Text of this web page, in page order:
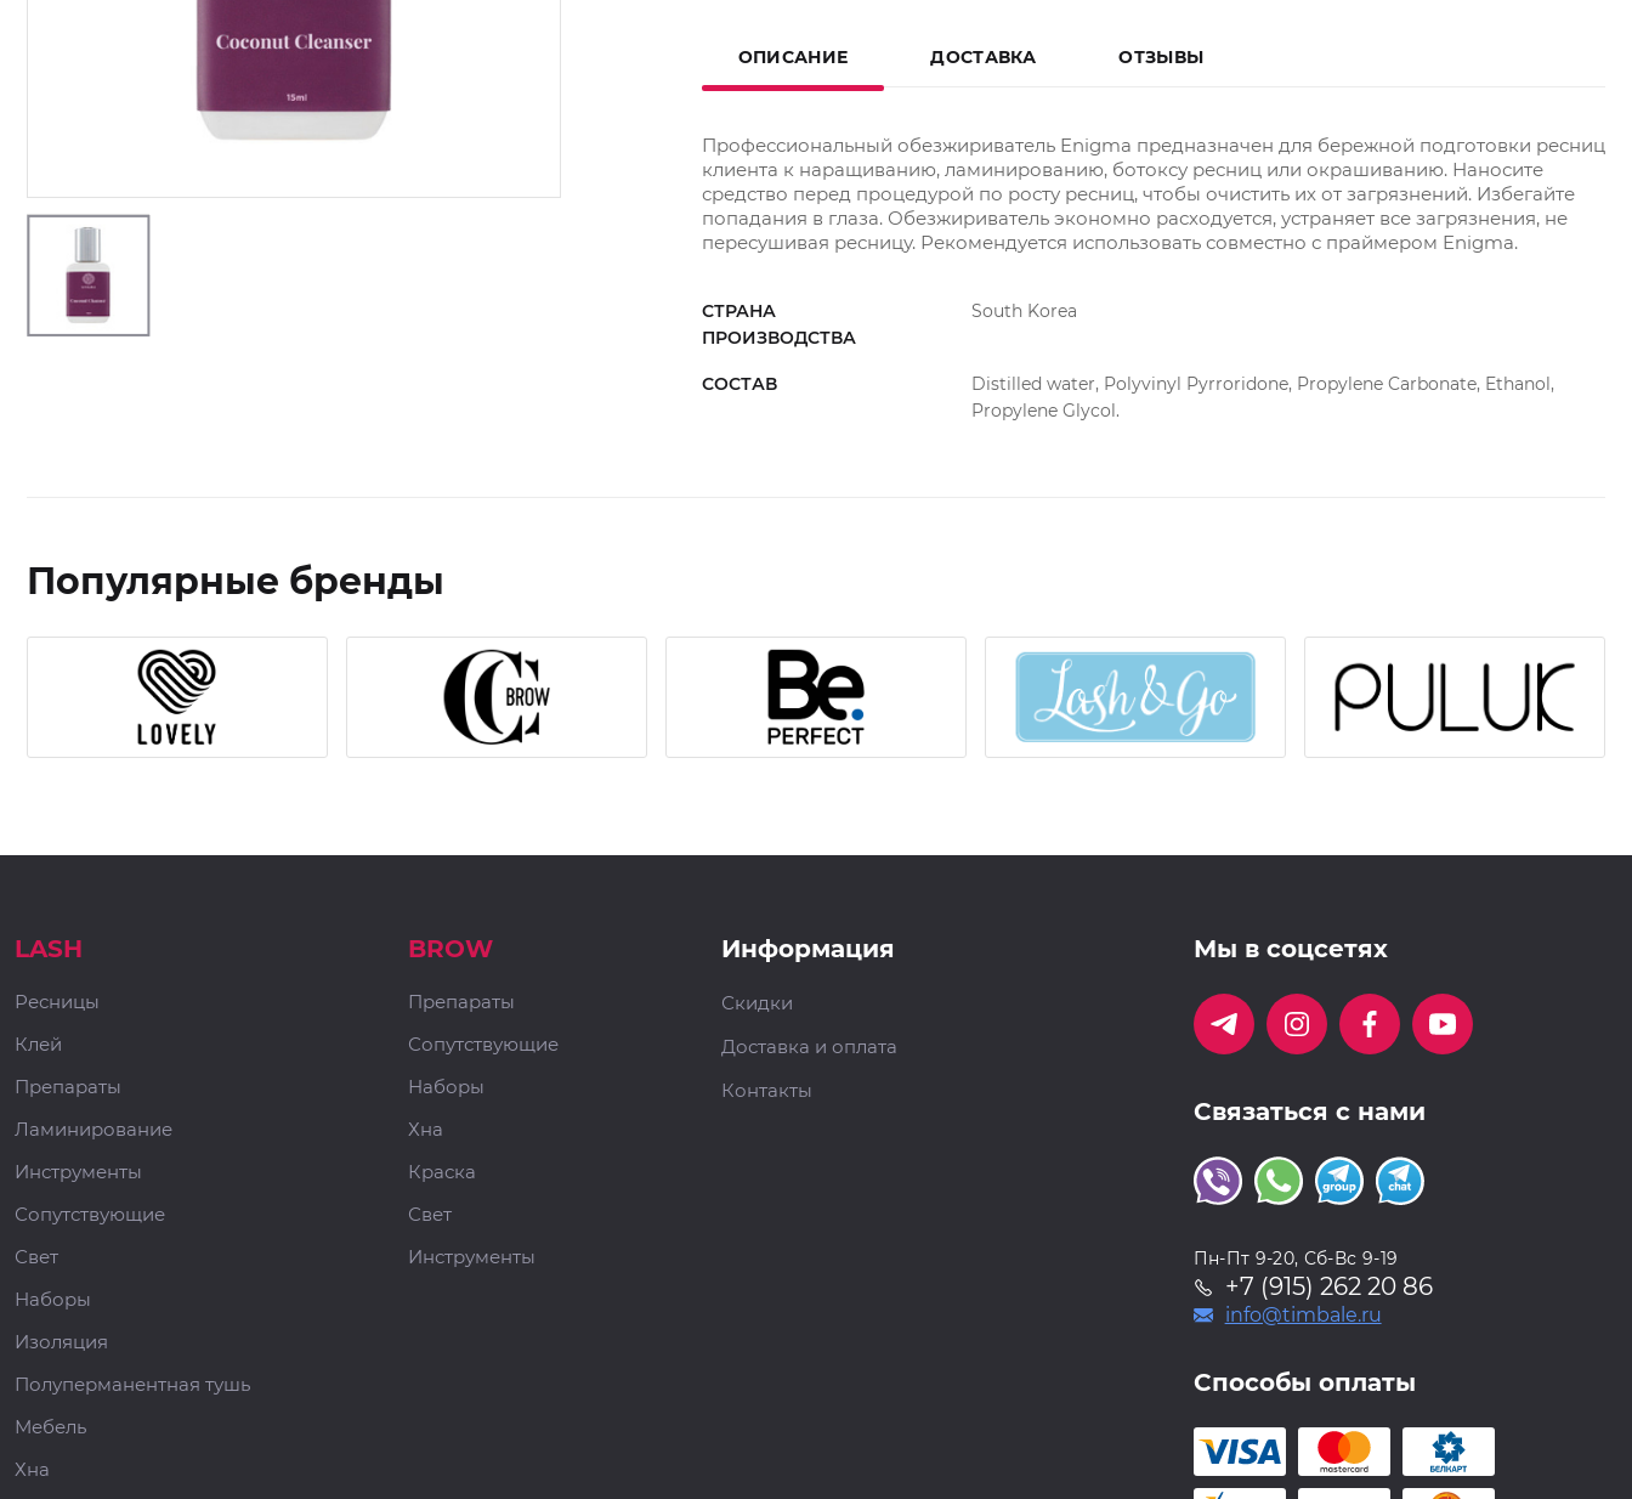
ОПИСАНИЕ ДОСТАВКА ОТЗЫВЫ
Профессиональный обезжириватель Enigma предназначен для бережной подготовки ресниц
клиента к наращиванию, ламинированию, ботоксу ресниц или окрашиванию. Наносите
средство перед процедурой по росту ресниц, чтобы очистить их от загрязнений. Избегайте
попадания в глаза. Обезжириватель экономно расходуется, устраняет все загрязнения, не
пересушивая ресницу. Рекомендуется использовать совместно с праймером Enigma.
СТРАНА
ПРОИЗВОДСТВА
South Korea
СОСТАВ
Distilled water, Polyvinyl Pyrroridone, Propylene Carbonate, Ethanol,
Propylene Glycol.
Популярные бренды
LASH
Ресницы
Клей
Препараты
Ламинирование
Инструменты
Сопутствующие
Свет
Наборы
Изоляция
Полуперманентная тушь
Мебель
Хна
BROW
Препараты
Сопутствующие
Наборы
Хна
Краска
Свет
Инструменты
Информация
Скидки
Доставка и оплата
Контакты
Мы в соцсетях
Связаться с нами
Пн-Пт 9-20, Сб-Вс 9-19
+7 (915) 262 20 86
info@timbale.ru
Способы оплаты